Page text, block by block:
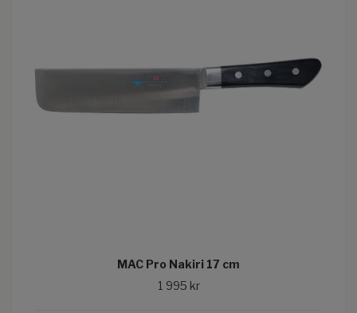
MAC Pro Nakiri 17 cm
1 995 kr